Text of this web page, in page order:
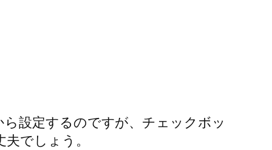
設定するのですが、チェックボッ
でしょう。